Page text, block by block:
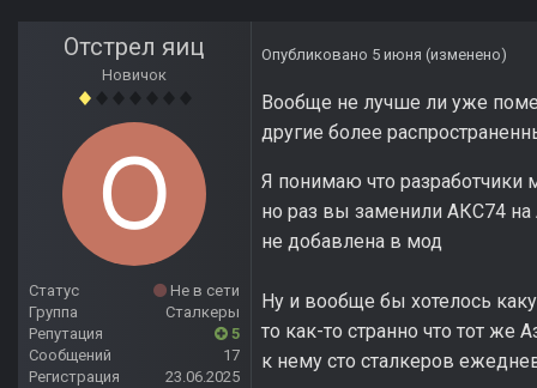
Отстрел яиц
Новичок
Статус
Не в сети
Группа
Сталкеры
Репутация
5
Сообщений
17
Регистрация
23.06.2025
Опубликовано 5 июня (изменено)
Вообще не лучше ли уже
другие более
Я понимаю что разработчики
но раз вы заменили АКС74
не добавлена в мод
Ну и вообще бы хотелось
то как-то странно что тот же
к нему сто сталкеров